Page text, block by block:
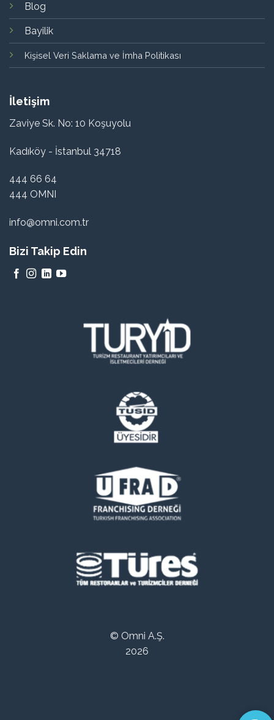
Blog
Bayilik
Kişisel Veri Saklama ve İmha Politikası
İletişim
Zaviye Sk. No: 10 Koşuyolu
Kadıköy - İstanbul 34718
444 66 64
444 OMNI
info@omni.com.tr
Bizi Takip Edin
© Omni A.Ş.
2026